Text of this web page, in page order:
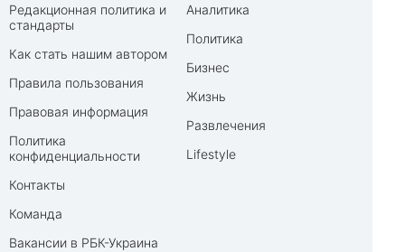
Редакционная политика и
стандарты
Как стать нашим автором
Правила пользования
Правовая информация
Политика
конфиденциальности
Контакты
Команда
Вакансии в РБК-Украина
Аналитика
Политика
Бизнес
Жизнь
Развлечения
Lifestyle